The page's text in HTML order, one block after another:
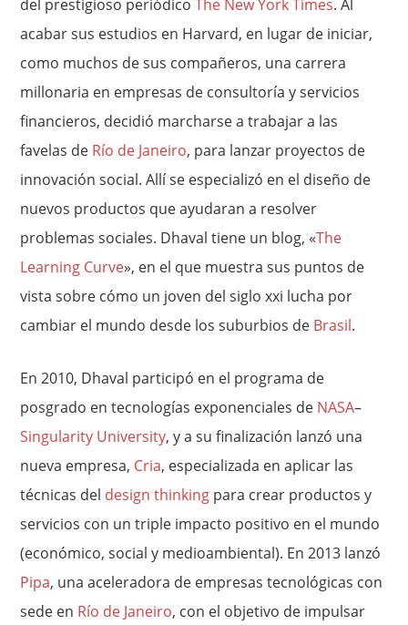
del prestigioso periódicoThe New York Times. Al
acabar sus estudios en Harvard, en lugar de iniciar,
como muchos de sus compañeros, una carrera
millonaria en empresas de consultoría y servicios
financieros, decidió marcharse a trabajar a las
favelas de Río de Janeiro, para lanzar proyectos de
innovación social. Allí se especializó en el diseño de
nuevos productos que ayudaran a resolver
problemas sociales. Dhaval tiene un blog, «The
Learning Curve», en el que muestra sus puntos de
vista sobre cómo un joven del siglo xxi lucha por
cambiar el mundo desde los suburbios de Brasil.
En 2010, Dhaval participó en el programa de
posgrado en tecnologías exponenciales de NASA–
Singularity University, y a su finalización lanzó una
nueva empresa, Cria, especializada en aplicar las
técnicas del design thinking para crear productos y
servicios con un triple impacto positivo en el mundo
(económico, social y medioambiental). En 2013 lanzó
Pipa, una aceleradora de empresas tecnológicas con
sede en Río de Janeiro, con el objetivo de impulsar